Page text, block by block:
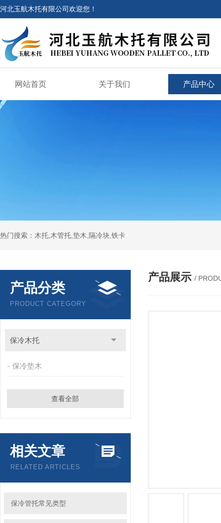
河北玉航木托有限公司欢迎您！
网站首页 关于我们 产品中心
热门搜索：木托,木管托,垫木,隔冷块,铁卡
产品分类
PRODUCT CATEGORY
保冷木托
保冷垫木
查看全部
相关文章
RELATED ARTICLES
保冷管托常见类型
产品展示 /